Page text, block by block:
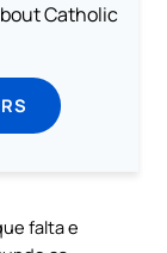
Catholic
falta e